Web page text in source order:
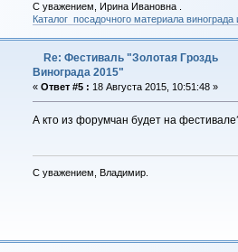
С уважением, Ирина Ивановна .
Каталог посадочного материала
Re: Фестиваль "Золотая Гроздь
Винограда 2015"
« Ответ #5 : 18 Августа 2015, 10:51:48 »
А кто из форумчан будет на
С уважением, Владимир.